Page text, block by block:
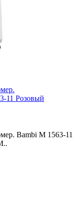
11 Розовый
Bambi M 1563-11